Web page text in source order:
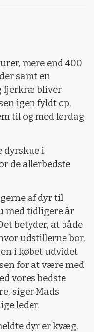
mere end 400
samt en
fjerkræ bliver
igen fyldt op,
til og med lørdag
dyrskue i
de allerbedste
af dyr til
med tidligere år
betyder, at både
udstillerne bor,
i købet udvidet
for at være med
vores bedste
siger Mads
leder.
dyr er kvæg.